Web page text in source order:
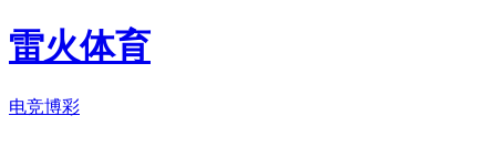
雷火体育
电竞博彩